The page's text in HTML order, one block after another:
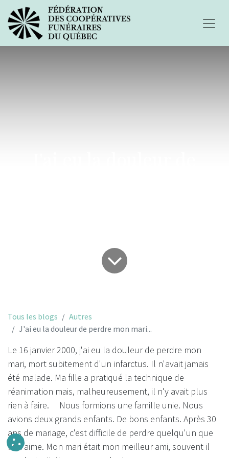
Tous les blogs
Autres
J'ai eu la douleur de perdre mon mari...
Le 16 janvier 2000, j'ai eu la douleur de perdre mon
mari, mort subitement d'un infarctus. Il n'avait jamais
été malade. Ma fille a pratiqué la technique de
réanimation mais, malheureusement, il n'y avait plus
rien à faire. Nous formions une famille unie. Nous
avions deux grands enfants. De bons enfants. Après 30
ans de mariage, c'est difficile de perdre quelqu'un que
l'on aime. Mon mari était mon meilleur ami, souvent il